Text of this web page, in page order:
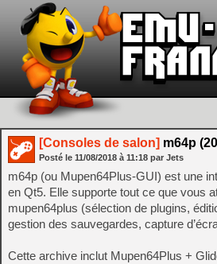
[Consoles de salon] m64p
Posté le 11/08/2018 à 11:18 par Jets
m64p (ou Mupen64Plus-GUI) est une
en Qt5. Elle supporte tout ce que vous
mupen64plus (sélection de plugins,
gestion des sauvegardes, capture
Cette archive inclut Mupen64Plus +